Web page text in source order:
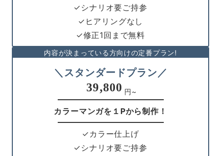
✓シナリオ要ご持参
✓ヒアリングなし
✓修正1回まで無料
内容が決まっている方向けの定番プラン!
＼スタンダードプラン／
39,800 円~
カラーマンガを１Pから制作！
✓カラー仕上げ
✓シナリオ要ご持参